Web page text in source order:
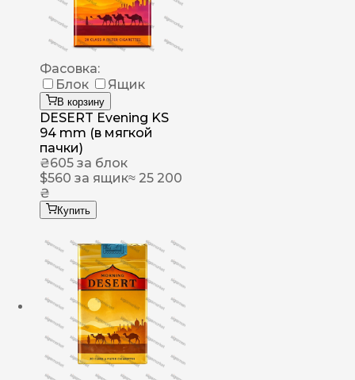
Фасовка:
Блок
Ящик
В корзину
DESERT Evening KS
94 mm (в мягкой
пачки)
₴605 за блок
$560 за ящик≈ 25 200
₴
Купить